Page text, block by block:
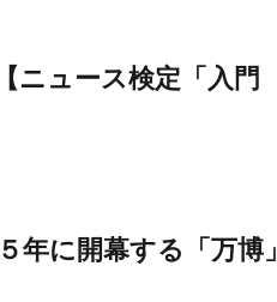
ニュース検定「入門
年に開幕する「万博」